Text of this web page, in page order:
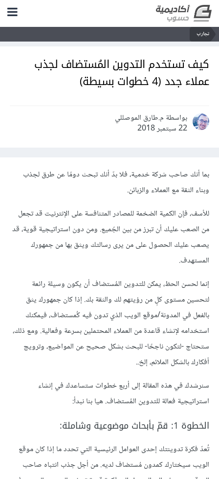
تجارب
كيف تستخدم التدوين المُستضاف لجذب
عملاء جدد (4 خطوات بسيطة)
بواسطة م.طارق الموصللي
22 سبتمبر 2018
بما أنك صاحب شركة خدمية، فلا بدّ أنك تبحث دومًا عن طرق لجذب
وبناء الثقة مع العملاء والزبائن.
للأسف، فإن الكمية الضخمة للمصادر المتنافسة على الإنترنيت قد تجعل
من الصعب عليك أن تبرز من بين الجّميع. ومن دون استراتيجية قوية، قد
يصعب عليك الحصول على من يرى رسالتك ويثق بها من جمهورك
المستهدف.
إنما لحسن الحظ، يمكن للتدوين المُستضاف أن يكون وسيلة رائعة
لتحسين مستوى كلٍ من رؤيتهم لك والثقة بك. إذا كان جمهورك يثق
بالفعل في المدونة/موقع الويب الذي تدون فيه كُمستضاف، فيمكنك
استخدامه لإنشاء قاعدة من العملاء المحتملين بسرعة وفعالية. ومع ذلك،
ستحتاج -لتكون ناجحًا- للبحث بشكل صحيح عن المواضيع، وترويج
أفكارك بالشكل الملائم، إلخ..
سنرشدك في هذه المقالة إلى أربع خطوات ستساعدك في إنشاء
استراتيجية فعالة للتدوين المُستضاف. هيا بنا نبدأ:
الخطوة 1: قمّ بأبحاث موضوعية وشاملة:
تُعدّ فكرة تدوينتك إحدى العوامل الرئيسية التي تحدد ما إذا كان موقع
الويب سيختارك كمدون مُستضاف لديه. من أجل جذب انتباه صاحب